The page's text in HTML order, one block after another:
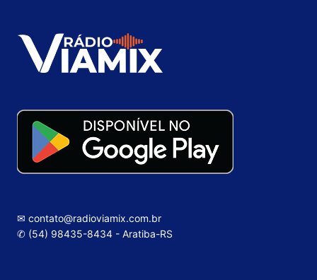
✉ contato@radioviamix.com.br
✆ (54) 98435-8434 - Aratiba-RS